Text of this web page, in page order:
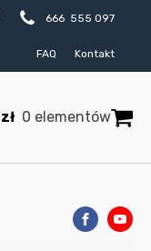
666 555 097
FAQ Kontakt
zł 0 elementów